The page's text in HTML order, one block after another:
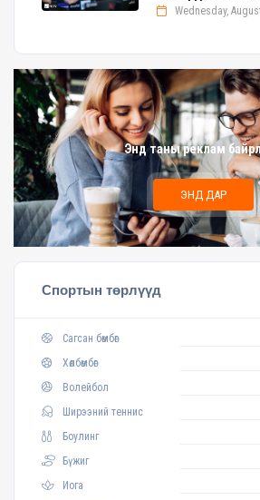
Wednesday,
Энд таны реклам
ЭНД ДАР
Спортын төрлүүд
Сагсан бөмбөг
Хөлбөмбөг
Волейбол
Ширээний теннис
Боулинг
Бүжиг
Иога